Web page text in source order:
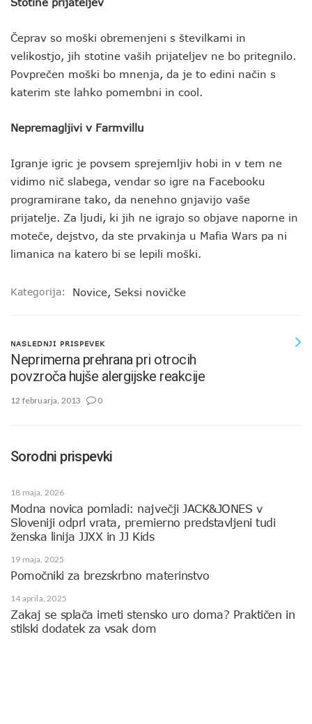
Čeprav so moški obremenjeni s številkami in
velikostjo, jih stotine vaših prijateljev ne bo pritegnilo.
Povprečen moški bo mnenja, da je to edini način s
katerim ste lahko pomembni in cool.
Nepremagljivi v Farmvillu
Igranje igric je povsem sprejemljiv hobi in v tem ne
vidimo nič slabega, vendar so igre na Facebooku
programirane tako, da nenehno gnjavijo vaše
prijatelje. Za ljudi, ki jih ne igrajo so objave naporne in
moteče, dejstvo, da ste prvakinja u Mafia Wars pa ni
limanica na katero bi se lepili moški.
Kategorija: Novice, Seksi novičke
NASLEDNJI PRISPEVEK
Neprimerna prehrana pri otrocih
povzroča hujše alergijske reakcije
12 februarja, 2013 0
Sorodni prispevki
18 maja, 2026
Modna novica pomladi: največji JACK&JONES v
Sloveniji odprl vrata, premierno predstavljeni tudi
ženska linija JJXX in JJ Kids
19 maja, 2025
Pomočniki za brezskrbno materinstvo
14 aprila, 2025
Zakaj se splača imeti stensko uro doma? Praktičen in
stilski dodatek za vsak dom